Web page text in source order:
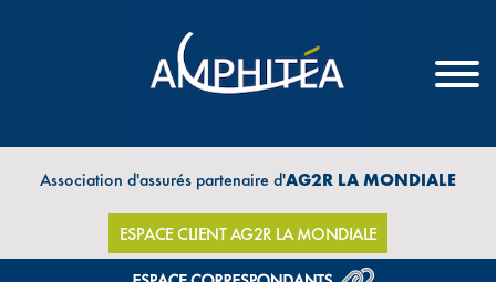
Association d'assurés partenaire d'AG2R LA MONDIALE
ESPACE CLIENT AG2R LA MONDIALE